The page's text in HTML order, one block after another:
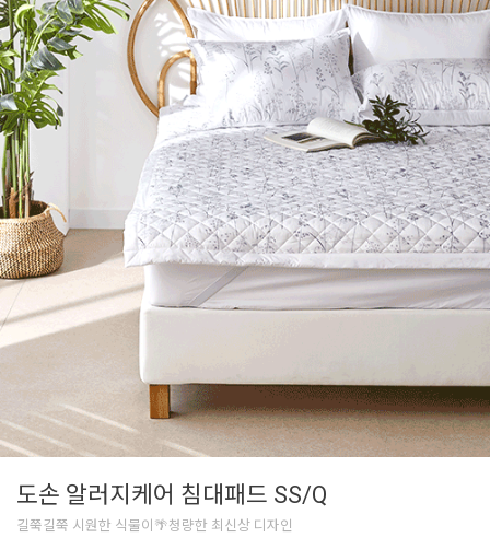
도손 알러지케어 침대패드 SS/Q
길쭉길쭉 시원한 식물이🌴청량한 최신상 디자인